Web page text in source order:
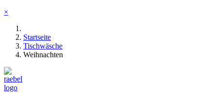
×
Startseite
Tischwäsche
Weihnachten